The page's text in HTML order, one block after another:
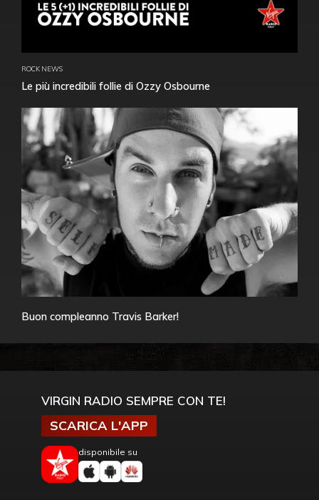
ROCK NEWS
Le più incredibili follie di Ozzy Osbourne
Buon compleanno Travis Barker!
VIRGIN RADIO SEMPRE CON TE!
SCARICA L'APP
disponibile su